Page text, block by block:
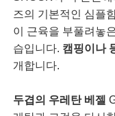
즈의 기본적인 심플
이 근육을 부풀려놓
습입니다. 캠핑이나
개합니다.
두겹의 우레탄 베젤